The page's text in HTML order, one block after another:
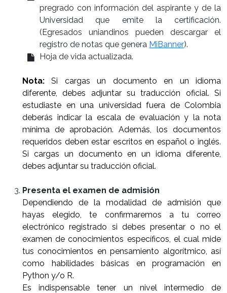
pregrado con información del aspirante y de la
Universidad que emite la certificación.
(Egresados uniandinos pueden descargar el
registro de notas que genera MiBanner).
Hoja de vida actualizada.
Nota: Si cargas un documento en un idioma
diferente, debes adjuntar su traducción oficial. Si
estudiaste en una universidad fuera de Colombia
deberás indicar la escala de evaluación y la nota
mínima de aprobación. Además, los documentos
requeridos deben estar escritos en español o inglés.
Si cargas un documento en un idioma diferente,
debes adjuntar su traducción oficial.
Presenta el examen de admisión
Dependiendo de la modalidad de admisión que
hayas elegido, te confirmaremos a tu correo
electrónico registrado si debes presentar o no el
examen de conocimientos específicos, el cual mide
tus conocimientos en pensamiento algorítmico, así
como habilidades básicas en programación en
Python y/o R.
Es indispensable tener un nivel intermedio de